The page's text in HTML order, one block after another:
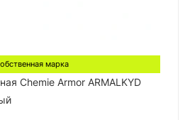
марка
Chemie Armor ARMALKYD